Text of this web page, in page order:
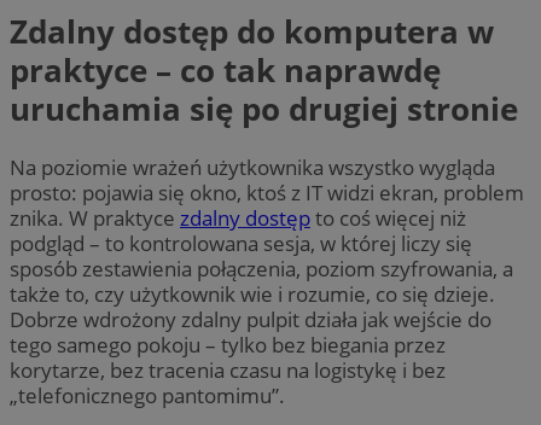
Zdalny dostęp do komputera w
praktyce – co tak naprawdę
uruchamia się po drugiej stronie
Na poziomie wrażeń użytkownika wszystko wygląda
prosto: pojawia się okno, ktoś z IT widzi ekran, problem
znika. W praktyce zdalny dostępto coś więcej niż
podgląd – to kontrolowana sesja, w której liczy się
sposób zestawienia połączenia, poziom szyfrowania, a
także to, czy użytkownik wie i rozumie, co się dzieje.
Dobrze wdrożony zdalny pulpit działa jak wejście do
tego samego pokoju – tylko bez biegania przez
korytarze, bez tracenia czasu na logistykę i bez
„telefonicznego pantomimu”.